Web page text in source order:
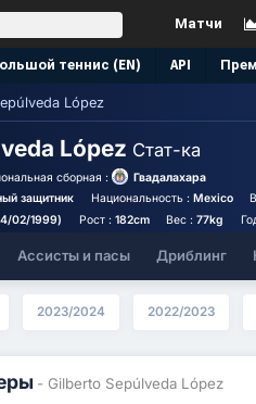
Матчи
теннис (EN) API
López
López Стат-ка
сборная :
Гвадалахара
защитник Национальность : Mexico
02/1999) Рост : 182cm Вес :77kg
Ассисты и пасы Дриблинг
2023/2024 2022/2023
- Gilberto Sepúlveda López